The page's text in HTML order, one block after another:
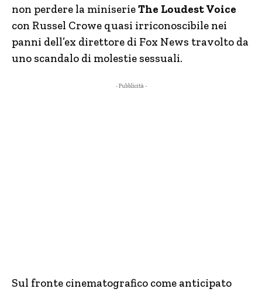
non perdere la miniserieThe Loudest Voice
con Russel Crowe quasi irriconoscibile nei
panni dell’ex direttore di Fox News travolto da
uno scandalo di molestie sessuali.
- Pubblicità -
Sul fronte cinematografico come anticipato